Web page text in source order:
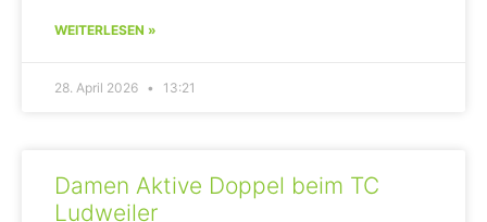
WEITERLESEN »
28. April 2026 13:21
Damen Aktive Doppel beim TC
Ludweiler